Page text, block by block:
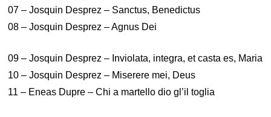
07 – Josquin Desprez – Sanctus, Benedictus
08 – Josquin Desprez – Agnus Dei
09 – Josquin Desprez – Inviolata, integra, et casta es, Maria
10 – Josquin Desprez – Miserere mei, Deus
11 – Eneas Dupre – Chi a martello dio gl’il toglia